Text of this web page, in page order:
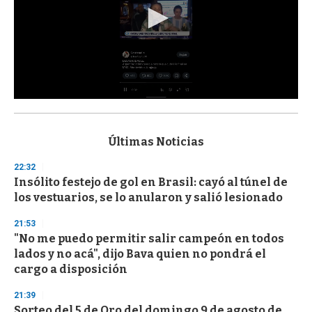
s
d
s
o
f
3
s
e
c
o
d
s
Últimas Noticias
22:32
Insólito festejo de gol en Brasil: cayó al túnel de
los vestuarios, se lo anularon y salió lesionado
21:53
"No me puedo permitir salir campeón en todos
lados y no acá", dijo Bava quien no pondrá el
cargo a disposición
21:39